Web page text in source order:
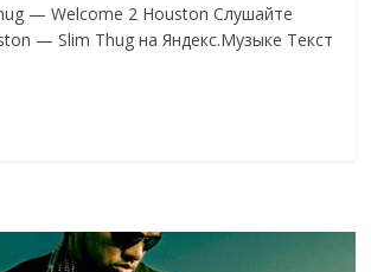
— Welcome 2 Houston Слушайте
— Slim Thug на Яндекс.Музыке Текст